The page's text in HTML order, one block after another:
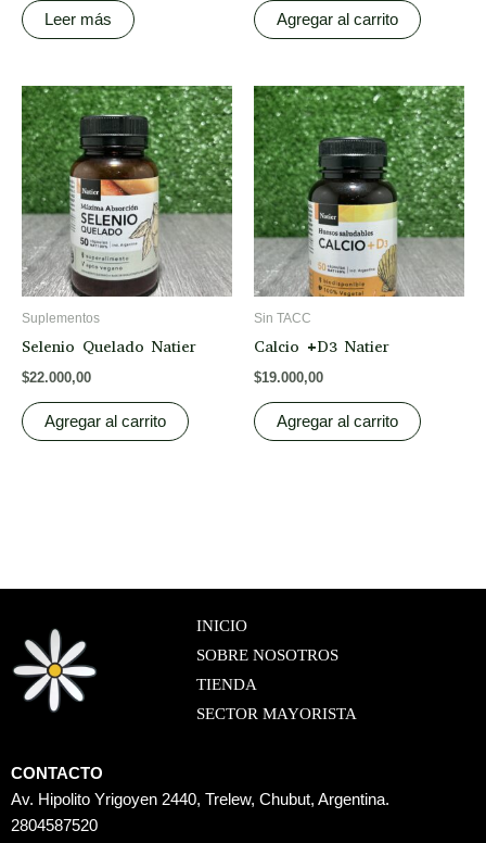
Leer más Agregar al carrito
Suplementos
Selenio Quelado Natier
$22.000,00
Agregar al carrito
Sin TACC
Calcio +D3 Natier
$19.000,00
Agregar al carrito
INICIO
SOBRE NOSOTROS
TIENDA
SECTOR MAYORISTA
CONTACTO
Av. Hipolito Yrigoyen 2440, Trelew, Chubut, Argentina.
2804587520